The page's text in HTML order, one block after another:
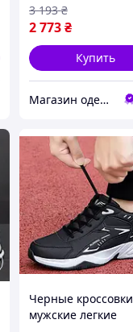
2 773 ₴
3 193 ₴
Купить
Магазин одежды обуви и топовых товаров
Черные кроссовки
мужские легкие